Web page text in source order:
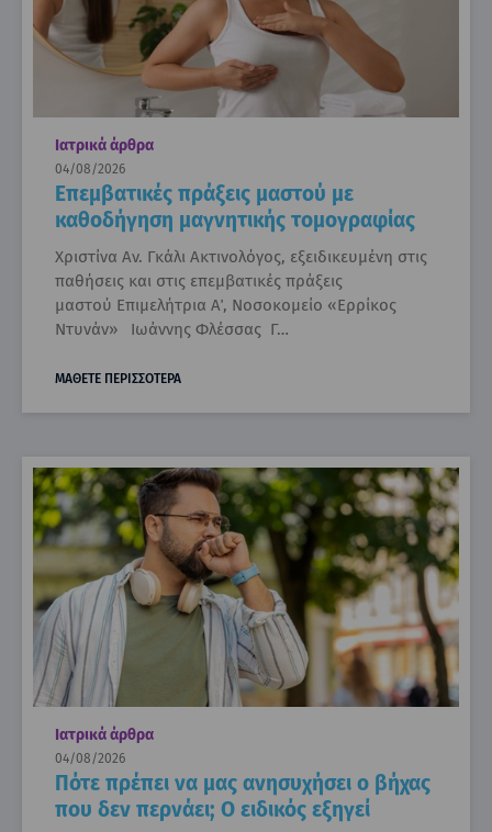
Ιατρικά άρθρα
04/08/2026
Επεμβατικές πράξεις μαστού με
καθοδήγηση μαγνητικής τομογραφίας
Χριστίνα Αν. Γκάλι Ακτινολόγος, εξειδικευμένη στις
παθήσεις και στις επεμβατικές πράξεις
μαστού Επιμελήτρια Α΄, Νοσοκομείο «Ερρίκος
Ντυνάν» Ιωάννης Φλέσσας Γ…
ΜΑΘΕΤΕ ΠΕΡΙΣΣΟΤΕΡΑ
Ιατρικά άρθρα
04/08/2026
Πότε πρέπει να μας ανησυχήσει ο βήχας
που δεν περνάει; Ο ειδικός εξηγεί